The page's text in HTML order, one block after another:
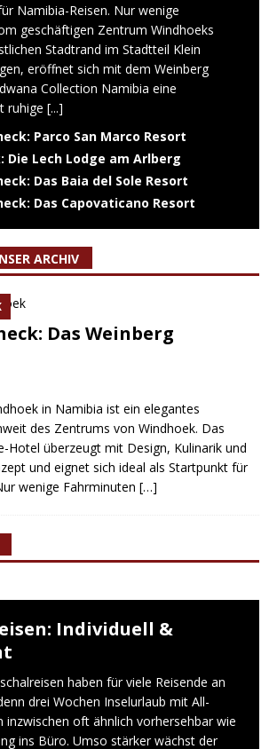
Namibia-Reisen. Nur wenige
geschäftigen Zentrum Windhoeks
Stadtrand im Stadtteil Klein
eröffnet sich mit dem Weinberg
Collection Namibia eine
ruhige [...]
Parco San Marco Resort
Die Lech Lodge am Arlberg
Das Baia del Sole Resort
Das Capovaticano Resort
ARCHIV
Das Weinberg
in Namibia ist ein elegantes
des Zentrums von Windhoek. Das
Hotel überzeugt mit Design, Kulinarik und
und eignet sich ideal als Startpunkt für
wenige Fahrminuten […]
Individuell &
haben für viele Reisende an
drei Wochen Inselurlaub mit All-
inzwischen oft ähnlich vorhersehbar wie
ins Büro. Umso stärker wächst der